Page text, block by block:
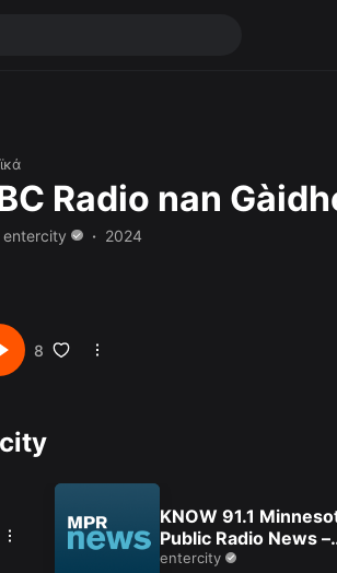
Radio nan
entercity 2024
8
KNOW 91.1
Public Radio News –
Minneapolis-St. Paul,
entercity